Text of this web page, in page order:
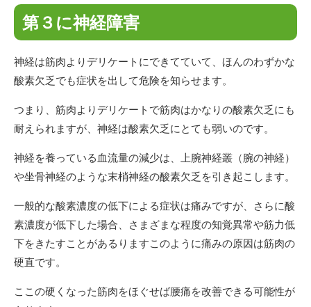
第３に神経障害
神経は筋肉よりデリケートにできてていて、ほんのわずかな
酸素欠乏でも症状を出して危険を知らせます。
つまり、筋肉よりデリケートで筋肉はかなりの酸素欠乏にも
耐えられますが、神経は酸素欠乏にとても弱いのです。
神経を養っている血流量の減少は、上腕神経叢（腕の神経）
や坐骨神経のような末梢神経の酸素欠乏を引き起こします。
一般的な酸素濃度の低下による症状は痛みですが、さらに酸
素濃度が低下した場合、さまざまな程度の知覚異常や筋力低
下をきたすことがあるりますこのように痛みの原因は筋肉の
硬直です。
ここの硬くなった筋肉をほぐせば腰痛を改善できる可能性が